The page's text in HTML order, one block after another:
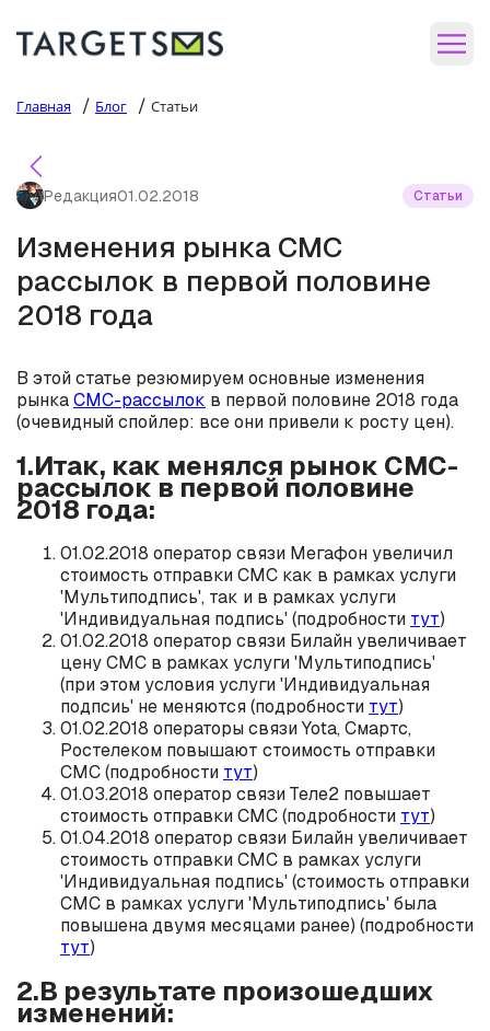
Главная / Блог / Статьи
Редакция01.02.2018 Статьи
Изменения рынка СМС
рассылок в первой половине
2018 года
В этой статье резюмируем основные изменения
рынкаСМС-рассылок в первой половине 2018 года
(очевидный спойлер: все они привели к росту цен).
1.Итак, как менялся рынок СМС-
рассылок в первой половине
2018 года:
01.02.2018 оператор связи Мегафон увеличил
стоимость отправки СМС как в рамках услуги
'Мультиподпись', так и в рамках услуги
'Индивидуальная подпись' (подробности тут)
01.02.2018 оператор связи Билайн увеличивает
цену СМС в рамках услуги 'Мультиподпись'
(при этом условия услуги 'Индивидуальная
подпсиь' не меняются (подробности тут)
01.02.2018 операторы связи Yota, Смартс,
Ростелеком повышают стоимость отправки
СМС (подробности тут)
01.03.2018 оператор связи Теле2 повышает
стоимость отправки СМС (подробности тут)
01.04.2018 оператор связи Билайн увеличивает
стоимость отправки СМС в рамках услуги
'Индивидуальная подпись' (стоимость отправки
СМС в рамках услуги 'Мультиподпись' была
повышена двумя месяцами ранее) (подробности
тут)
2.В результате произошедших
изменений: